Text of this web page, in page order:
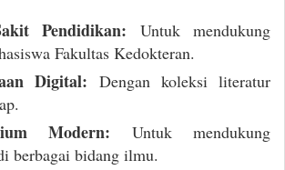
Pendidikan: Untuk mendukung
Fakultas Kedokteran.
Digital: Dengan koleksi literatur
Modern: Untuk mendukung
berbagai bidang ilmu.